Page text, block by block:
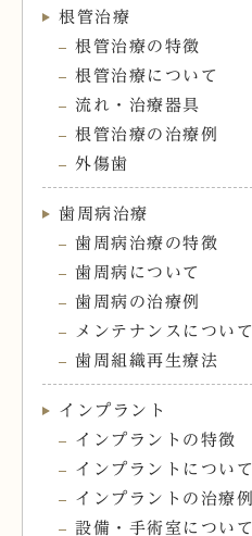
根管治療
根管治療の特徴
根管治療について
流れ・治療器具
根管治療の治療例
外傷歯
歯周病治療
歯周病治療の特徴
歯周病について
歯周病の治療例
メンテナンスについて
歯周組織再生療法
インプラント
インプラントの特徴
インプラントについて
インプラントの治療例
設備・手術室について